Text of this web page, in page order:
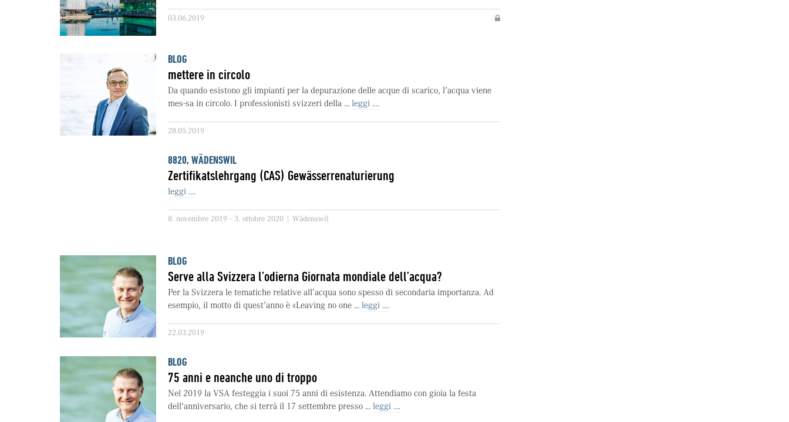
03.06.2019
BLOG
mettere in circolo
Da quando esistono gli impianti per la depurazione delle acque di scarico, l’acqua viene
mes-sa in circolo. I professionisti svizzeri della ... leggi ....
28.05.2019
8820, WÄDENSWIL
Zertifikatslehrgang (CAS) Gewässerrenaturierung
leggi ....
8. novembre 2019 - 3. ottobre 2020 | Wädenswil
BLOG
Serve alla Svizzera l’odierna Giornata mondiale dell’acqua?
Per la Svizzera le tematiche relative all’acqua sono spesso di secondaria importanza. Ad
esempio, il motto di quest’anno è «Leaving no one ... leggi ....
22.03.2019
BLOG
75 anni e neanche uno di troppo
Nel 2019 la VSA festeggia i suoi 75 anni di esistenza. Attendiamo con gioia la festa
dell'anniversario, che si terrà il 17 settembre presso ... leggi ....